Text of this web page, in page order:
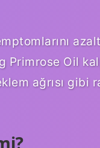
Oil
ağrısı gibi